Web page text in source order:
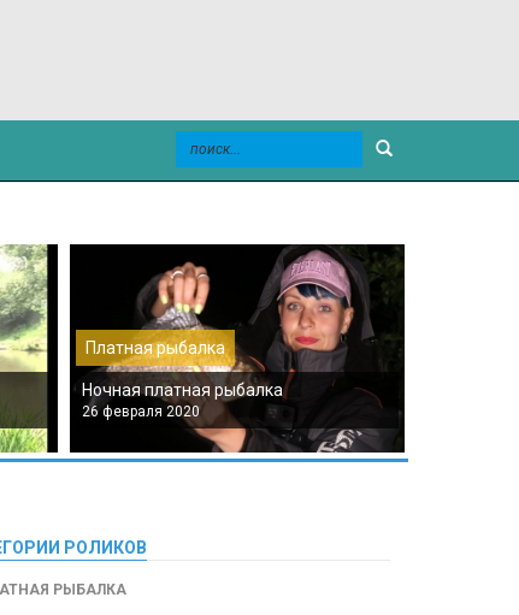
Платная рыбалка
Ночная платная рыбалка
26 февраля 2020
РОЛИКОВ
РЫБАЛКА